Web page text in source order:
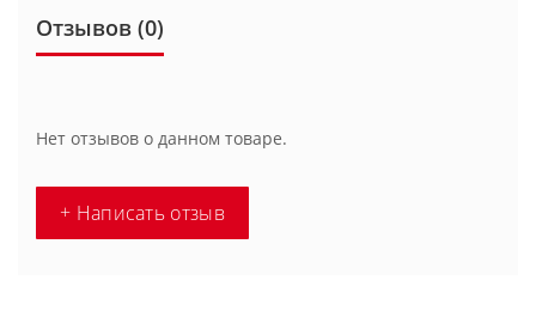
Отзывов (0)
Нет отзывов о данном товаре.
+ Написать отзыв